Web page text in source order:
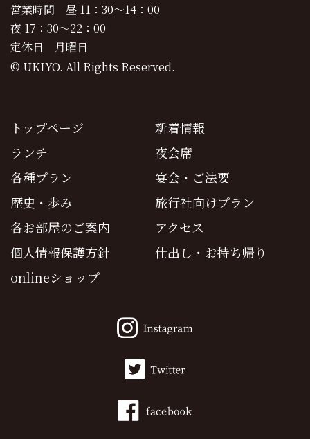
営業時間 昼 11：30～14：00
夜 17：30～22：00
定休日 月曜日
© UKIYO. All Rights Reserved.
トップページ
新着情報
ランチ
夜会席
各種プラン
宴会・ご法要
歴史・歩み
旅行社向けプラン
各お部屋のご案内
アクセス
個人情報保護方針
仕出し・お持ち帰り
onlineショップ